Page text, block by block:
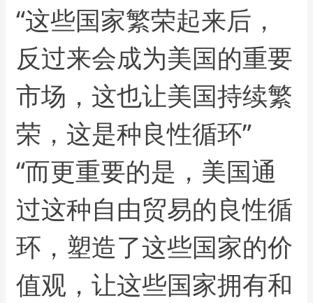
“这些国家繁荣起来后，
反过来会成为美国的重要
市场，这也让美国持续繁
荣，这是种良性循环”
“而更重要的是，美国通
过这种自由贸易的良性循
环，塑造了这些国家的价
值观，让这些国家拥有和